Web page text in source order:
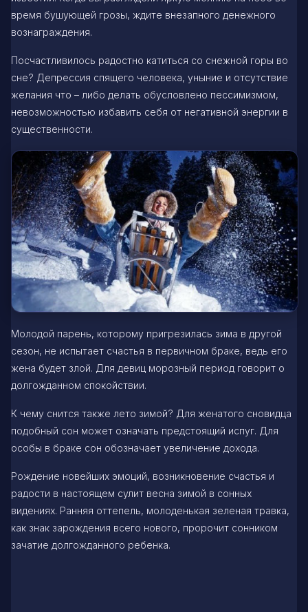
время бушующей грозы, ждите внезапного денежного
вознаграждения.
Посчастливилось радостно катиться со снежной горы во
сне? Депрессия спящего человека, уныние и отсутствие
желания что – либо делать обусловлено пессимизмом,
невозможностью избавить себя от негативной энергии в
существенности.
Молодой парень, которому пригрезилась зима в другой
сезон, не испытает счастья в первичном браке, ведь его
жена будет злой. Для девиц морозный период говорит о
долгожданном спокойствии.
К чему снится также лето зимой? Для женатого сновидца
подобный сон может означать предстоящий испуг. Для
особы в браке сон обозначает увеличение дохода.
Рождение новейших эмоций, возникновение счастья и
радости в настоящем сулит весна зимой в сонных
видениях. Ранняя оттепель, молоденькая зеленая травка,
как знак зарождения всего нового, пророчит сонником
зачатие долгожданного ребенка.